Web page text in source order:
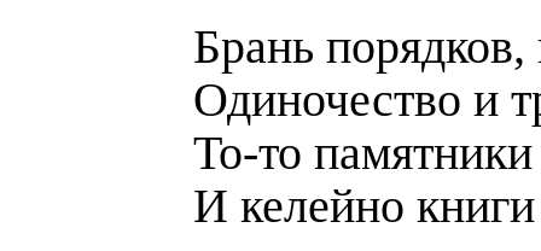
Брань
Одиночество и
То-то памятники
И келейно